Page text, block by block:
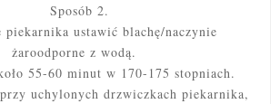
Sposób 2.
piekarnika ustawić blachę/naczynie
żaroodporne z wodą.
55-60 minut w 170-175 stopniach.
uchylonych drzwiczkach piekarnika,